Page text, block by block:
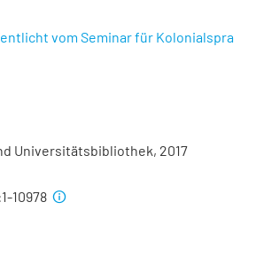
vom Seminar für Kolonialspra
Universitätsbibliothek, 2017
10978